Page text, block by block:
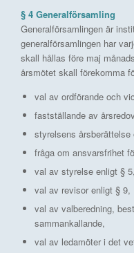
§ 4 Generalförsamling
Generalförsamlingen är
generalförsamlingen har
skall hållas före maj
årsmötet skall förekomma
val av ordförande och
fastställande av
styrelsens
fråga om ansvarsfrihet
val av styrelse enligt § 5,
val av revisor enligt § 9,
val av valberedning,
sammankallande,
val av ledamöter i det